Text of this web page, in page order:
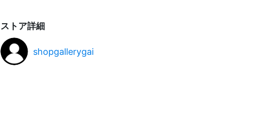
限定的なる想像力の結晶。
平和や安寧、多幸などのメッセージを込めた作品です。
ストア詳細
shopgallerygai